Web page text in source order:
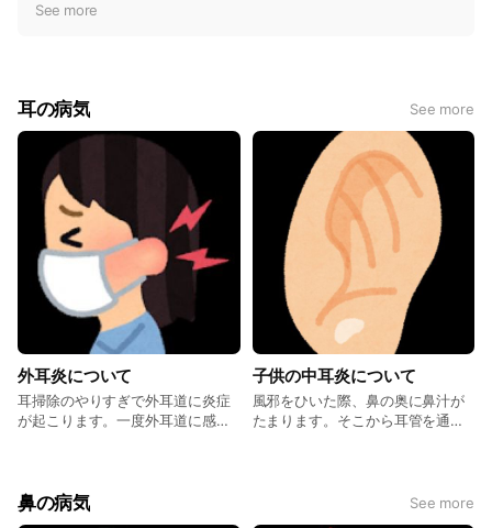
e
See more
耳の病気 See more
外耳炎について
耳掃除のやりすぎで外耳道に炎症
が起こります。一度外耳道に感染
べく控えましょう。
子供の中耳炎について
風邪をひいた際、鼻の奥に鼻汁が
たまります。そこから耳管を通し
す中耳炎の原因となります。繰り
鼻の病気 See more